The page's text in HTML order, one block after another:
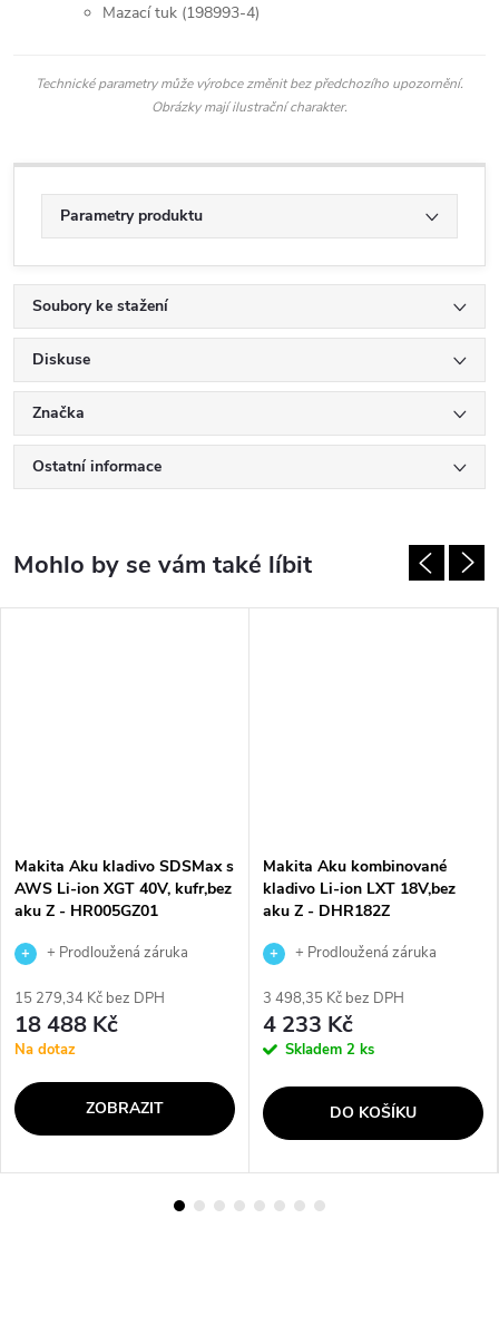
Mazací tuk (198993-4)
Technické parametry může výrobce změnit bez předchozího upozornění.
Obrázky mají ilustrační charakter.
Parametry produktu
Soubory ke stažení
Diskuse
Značka
Ostatní informace
Makita Aku kladivo SDSMax s
AWS Li-ion XGT 40V, kufr,bez
aku Z - HR005GZ01
+ Prodloužená záruka
15 279,34 Kč bez DPH
18 488 Kč
Na dotaz
ZOBRAZIT
Makita Aku kombinované
kladivo Li-ion LXT 18V,bez
aku Z - DHR182Z
+ Prodloužená záruka
3 498,35 Kč bez DPH
4 233 Kč
Skladem 2 ks
DO KOŠÍKU